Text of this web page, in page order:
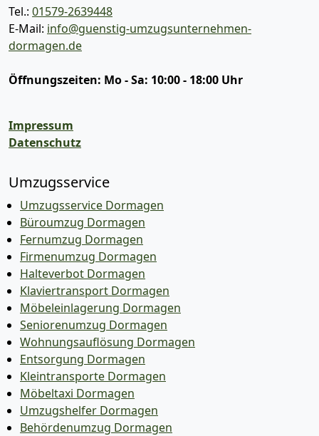
Tel.: 01579-2639448
E-Mail: info@guenstig-umzugsunternehmen-
dormagen.de
Öffnungszeiten: Mo - Sa: 10:00 - 18:00 Uhr
Impressum
Datenschutz
Umzugsservice
Umzugsservice Dormagen
Büroumzug Dormagen
Fernumzug Dormagen
Firmenumzug Dormagen
Halteverbot Dormagen
Klaviertransport Dormagen
Möbeleinlagerung Dormagen
Seniorenumzug Dormagen
Wohnungsauflösung Dormagen
Entsorgung Dormagen
Kleintransporte Dormagen
Möbeltaxi Dormagen
Umzugshelfer Dormagen
Behördenumzug Dormagen